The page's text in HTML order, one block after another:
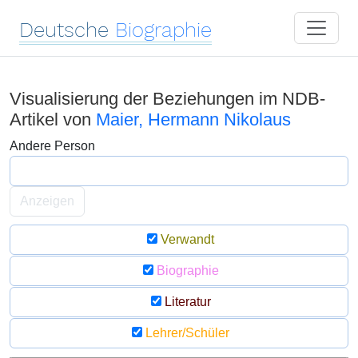
Deutsche Biographie
Visualisierung der Beziehungen im NDB-
Artikel von Maier, Hermann Nikolaus
Andere Person
Anzeigen
Verwandt
Biographie
Literatur
Lehrer/Schüler